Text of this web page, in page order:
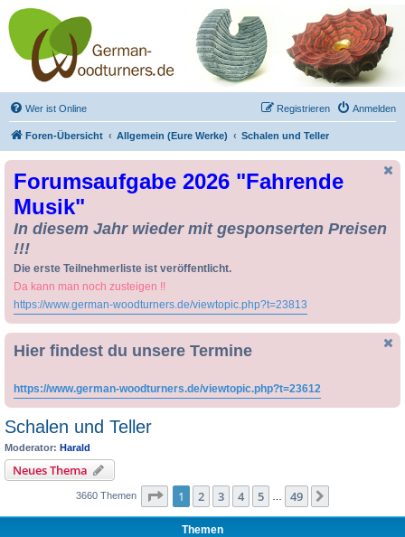
Drechseln und
Kunsthandwerk -
German-Woodturners
*Forum Sauerland*
Der Treffpunkt für Drechsler und Freunde des Kunsthandwerks
Wer ist Online Anmelden
Registrieren
Foren-Übersicht Allgemein (Eure Werke) Schalen und Teller
Forumsaufgabe 2026 "Fahrende
Musik"
In diesem Jahr wieder mit gesponserten Preisen
!!!
Die erste Teilnehmerliste ist veröffentlicht.
Da kann man noch zusteigen !!
https://www.german-woodturners.de/viewtopic.php?t=23813
Hier findest du unsere Termine
https://www.german-woodturners.de/viewtopic.php?t=23612
Schalen und Teller
Moderator: Harald
Neues Thema
3660 Themen Seite 1von 49
1 2 3 4 5 49
Themen